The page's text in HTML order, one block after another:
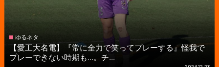
ゆるネタ
【愛工大名電】『常に全力で笑ってプレーする』怪我で
プレーできない時期も...。チ...